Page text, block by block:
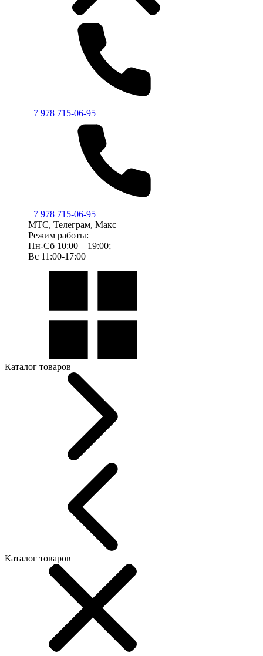
+7 978 715-06-95
+7 978 715-06-95
МТС, Телеграм, Макс
Режим работы:
Пн-Сб 10:00—19:00;
Вс 11:00-17:00
Каталог товаров
Каталог товаров